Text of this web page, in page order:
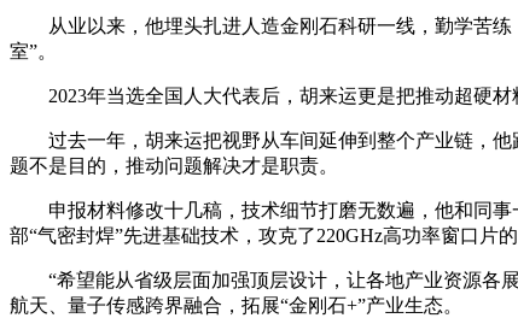
从业以来，他埋头扎进人造金刚石科研一线，勤学苦练
室”。
2023年当选全国人大代表后，胡来运更是把推动超硬材
过去一年，胡来运把视野从车间延伸到整个产业链，他
题不是目的，推动问题解决才是职责。
申报材料修改十几稿，技术细节打磨无数遍，他和同事
部“气密封焊”先进基础技术，攻克了220GHz高功率窗口片
“希望能从省级层面加强顶层设计，让各地产业资源各展
航天、量子传感跨界融合，拓展“金刚石+”产业生态。